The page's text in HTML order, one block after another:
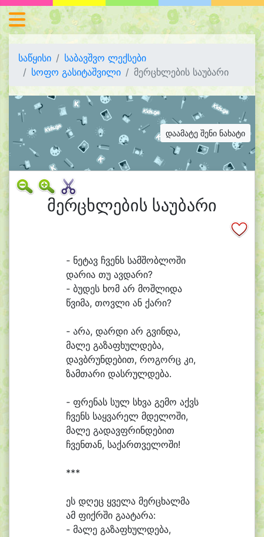
საწყისი
საბავშვო ლექსები
სოფო გასიტაშვილი
მერცხლების საუბარი
დაამატე შენი ნახატი
მერცხლების საუბარი
- ნეტავ ჩვენს სამშობლოში
დარია თუ ავდარი?
- ბუდეს ხომ არ მოშლიდა
წვიმა, თოვლი ან ქარი?
- არა, დარდი არ გვინდა,
მალე გაზაფხულდება,
დავბრუნდებით, როგორც კი,
ზამთარი დასრულდება.
- ფრენას სულ სხვა გემო აქვს
ჩვენს საყვარელ მდელოში,
მალე გადავფრინდებით
ჩვენთან, საქართველოში!
***
ეს დღეც ყველა მერცხალმა
ამ ფიქრში გაატარა:
- მალე გაზაფხულდება,